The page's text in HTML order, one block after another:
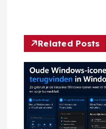
h
t
n
a
Related Posts